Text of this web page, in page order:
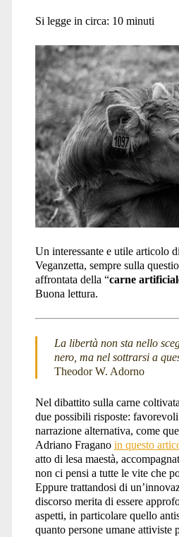
sostenibile</
Si legge in circa: 10 minuti
Un interessante e utile articolo
Veganzetta, sempre sulla
affrontata della “carne
Buona lettura.
La libertà non sta nello
nero, ma nel sottrarsi a
Theodor W. Adorno
Nel dibattito sulla carne
due possibili risposte:
narrazione alternativa, come
Adriano Fragano in questo
atto di lesa maestà,
non ci pensi a tutte le vite che
Eppure trattandosi di
discorso merita di essere
aspetti, in particolare quello
quanto persone umane attiviste